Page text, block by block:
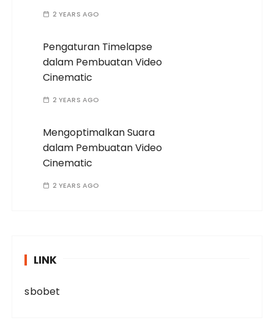
2 YEARS AGO
Pengaturan Timelapse
dalam Pembuatan Video
Cinematic
2 YEARS AGO
Mengoptimalkan Suara
dalam Pembuatan Video
Cinematic
2 YEARS AGO
LINK
sbobet